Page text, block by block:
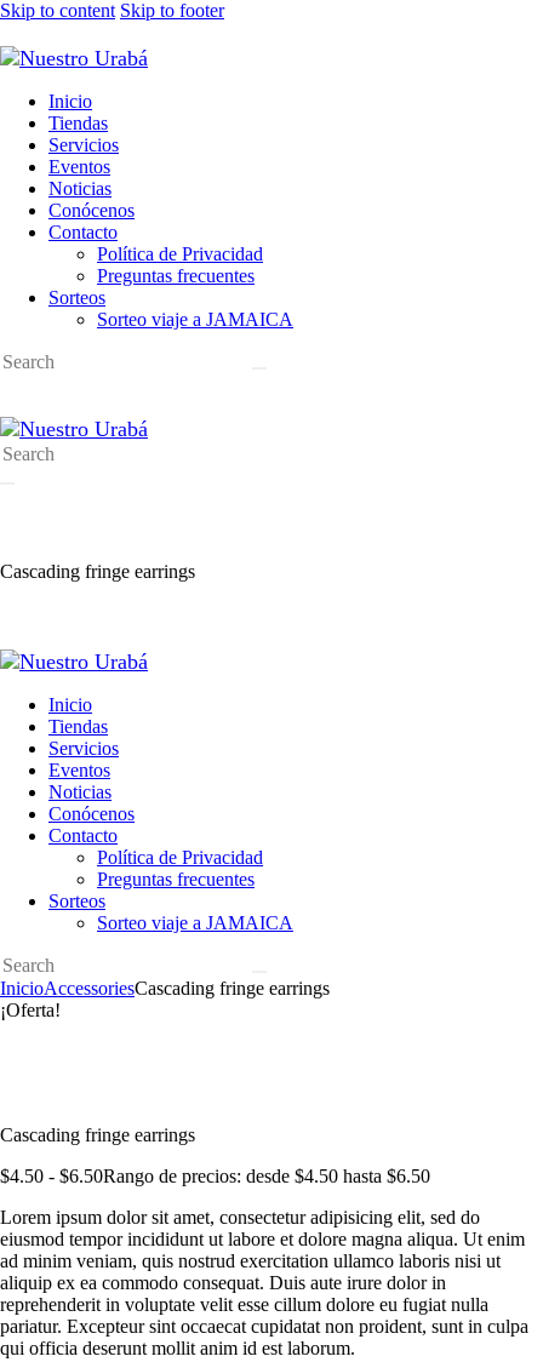
Skip to content Skip to footer
Inicio
Tiendas
Servicios
Eventos
Noticias
Conócenos
Contacto
Política de Privacidad
Preguntas frecuentes
Sorteos
Sorteo viaje a JAMAICA
Cascading fringe earrings
Inicio
Tiendas
Servicios
Eventos
Noticias
Conócenos
Contacto
Política de Privacidad
Preguntas frecuentes
Sorteos
Sorteo viaje a JAMAICA
InicioAccessoriesCascading fringe earrings
¡Oferta!
Cascading fringe earrings
$4.50 - $6.50Rango de precios: desde $4.50 hasta $6.50
Lorem ipsum dolor sit amet, consectetur adipisicing elit, sed do
eiusmod tempor incididunt ut labore et dolore magna aliqua. Ut enim
ad minim veniam, quis nostrud exercitation ullamco laboris nisi ut
aliquip ex ea commodo consequat. Duis aute irure dolor in
reprehenderit in voluptate velit esse cillum dolore eu fugiat nulla
pariatur. Excepteur sint occaecat cupidatat non proident, sunt in culpa
qui officia deserunt mollit anim id est laborum.